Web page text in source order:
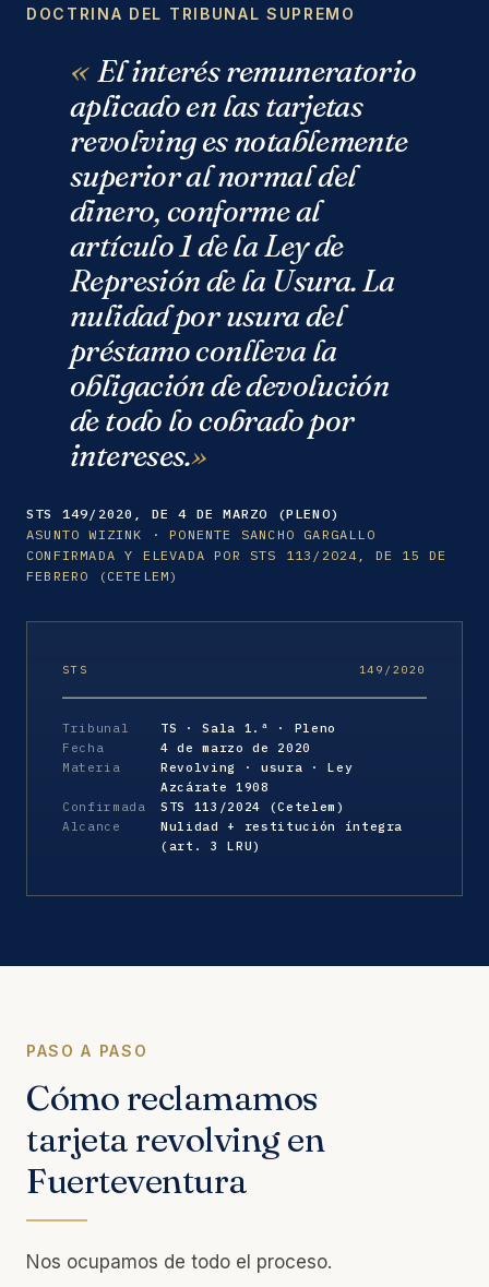
DOCTRINA DEL TRIBUNAL SUPREMO
El interés remuneratorio
aplicado en las tarjetas
revolving es notablemente
superior al normal del
dinero, conforme al
artículo 1 de la Ley de
Represión de la Usura. La
nulidad por usura del
préstamo conlleva la
obligación de devolución
de todo lo cobrado por
intereses.
STS 149/2020, DE 4 DE MARZO (PLENO)
ASUNTO WIZINK · PONENTE SANCHO GARGALLO
CONFIRMADA Y ELEVADA POR STS 113/2024, DE 15 DE
FEBRERO (CETELEM)
STS 149/2020
Tribunal
TS · Sala 1.ª · Pleno
Fecha
4 de marzo de 2020
Materia
Revolving · usura · Ley
Azcárate 1908
Confirmada
STS 113/2024 (Cetelem)
Alcance
Nulidad + restitución íntegra
(art. 3 LRU)
PASO A PASO
Cómo reclamamos
tarjeta revolving en
Fuerteventura
Nos ocupamos de todo el proceso.